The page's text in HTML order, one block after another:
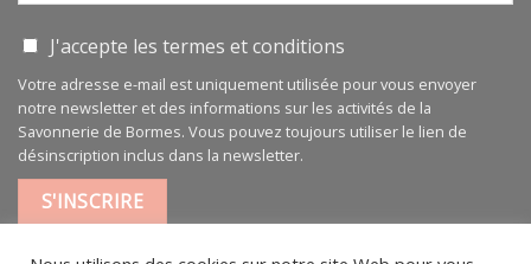
J'accepte les termes et conditions
Votre adresse e-mail est uniquement utilisée pour vous envoyer
notre newsletter et des informations sur les activités de la
Savonnerie de Bormes. Vous pouvez toujours utiliser le lien de
désinscription inclus dans la newsletter.